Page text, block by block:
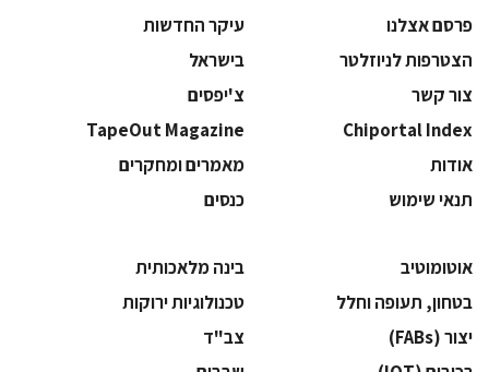
פרסם אצלנו
עיקר החדשות
הצטרפות לניוזלטר
בישראל
צור קשר
צ'יפסים
Chiportal Index
TapeOut Magazine
אודות
מאמרים ומחקרים
תנאי שימוש
כנסים
אוטומוטיב
בינה מלאכותית
בטחון, תעופה וחלל
‫טכנולוגיות ירוקות‬
‫יצור (‪(FABs‬‬
‫צב"ד‬